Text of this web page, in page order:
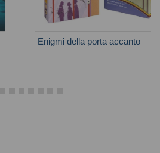
Enigmi della porta accanto